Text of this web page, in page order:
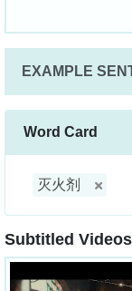
EXAMPLE
Word Card
灭火剂
Subtitled Videos